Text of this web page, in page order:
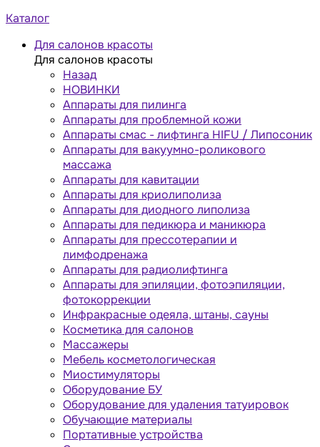
Каталог
Для салонов красоты
Для салонов красоты
Назад
НОВИНКИ
Аппараты для пилинга
Аппараты для проблемной кожи
Аппараты cмас - лифтинга HIFU / Липосоник
Аппараты для вакуумно-роликового
массажа
Аппараты для кавитации
Аппараты для криолиполиза
Аппараты для диодного липолиза
Аппараты для педикюра и маникюра
Аппараты для прессотерапии и
лимфодренажа
Аппараты для радиолифтинга
Аппараты для эпиляции, фотоэпиляции,
фотокоррекции
Инфракрасные одеяла, штаны, сауны
Косметика для салонов
Массажеры
Мебель косметологическая
Миостимуляторы
Оборудование БУ
Оборудование для удаления татуировок
Обучающие материалы
Портативные устройства